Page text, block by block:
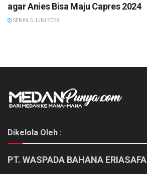
agar Anies Bisa Maju Capres 2024
SENIN, 5 JUNI 2023
Dikelola Oleh :
PT. WASPADA BAHANA ERIASAFA